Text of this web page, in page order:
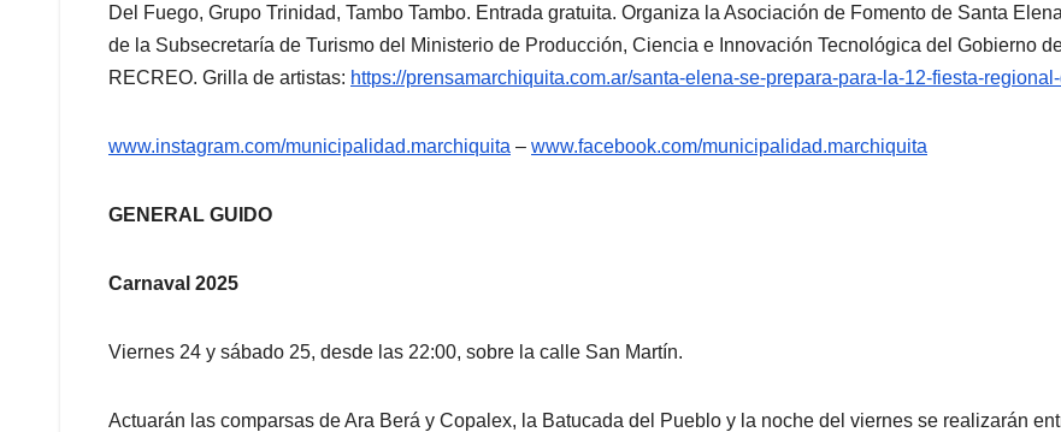
Del Fuego, Grupo Trinidad, Tambo Tambo. Entrada gratuita. Organiza la Asociación de Fomento de Santa
de la Subsecretaría de Turismo del Ministerio de Producción, Ciencia e Innovación Tecnológica del Gobierno
RECREO. Grilla de artistas: https://prensamarchiquita.com.ar/santa-elena-se-prepara-para-la-12-fiesta-
www.instagram.com/municipalidad.marchiquita – www.facebook.com/municipalidad.marchiquita
GENERAL GUIDO
Carnaval 2025
Viernes 24 y sábado 25, desde las 22:00, sobre la calle San Martín.
Actuarán las comparsas de Ara Berá y Copalex, la Batucada del Pueblo y la noche del viernes se realizarán